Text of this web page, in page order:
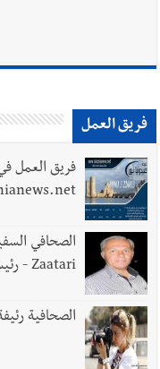
فريق العمل
فريق العمل
Zaatari - رئيس التحرير
الصحافية